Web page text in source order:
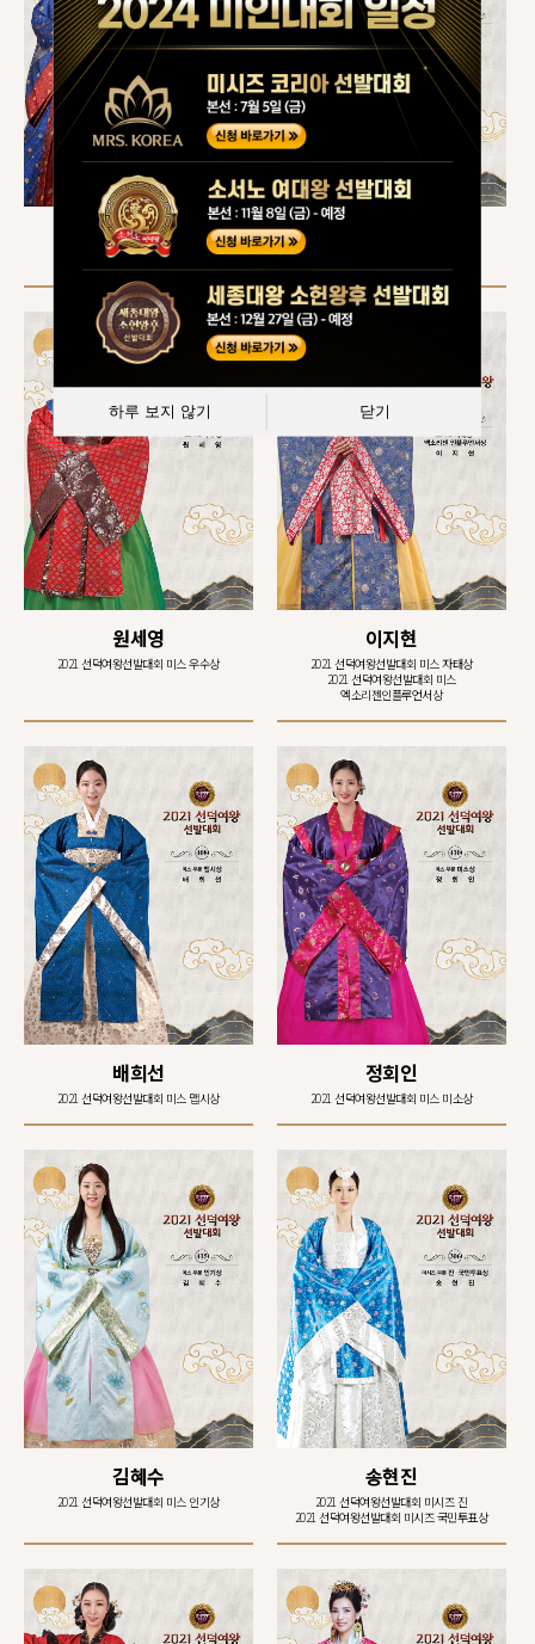
송예빈
2021 선덕여왕선발대회 미스 미
원세영
2021 선덕여왕선발대회 미스 우수상
이지현
2021 선덕여왕선발대회 미스 자태상
2021 선덕여왕선발대회 미스
엑소리젠인플루언서상
배희선
2021 선덕여왕선발대회 미스 맵시상
정회인
2021 선덕여왕선발대회 미스 미소상
김혜수
2021 선덕여왕선발대회 미스 인기상
송현진
2021 선덕여왕선발대회 미시즈 진
2021 선덕여왕선발대회 미시즈 국민투표상
하루 보지 않기 닫기